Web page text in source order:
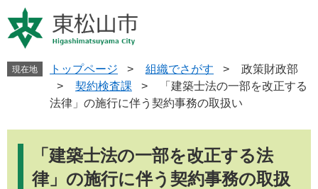
ー
ジ
ニ
ュ
現在地 トップページ > 組織でさがす >
政策財政部
>
契約検査課 >
「建築士法の一部を改正する
法律」の施行に伴う契約事務の取扱い
「建築士法の一部を改正する法
律」の施行に伴う契約事務の取扱